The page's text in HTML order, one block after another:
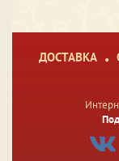
ДОСТАВКА